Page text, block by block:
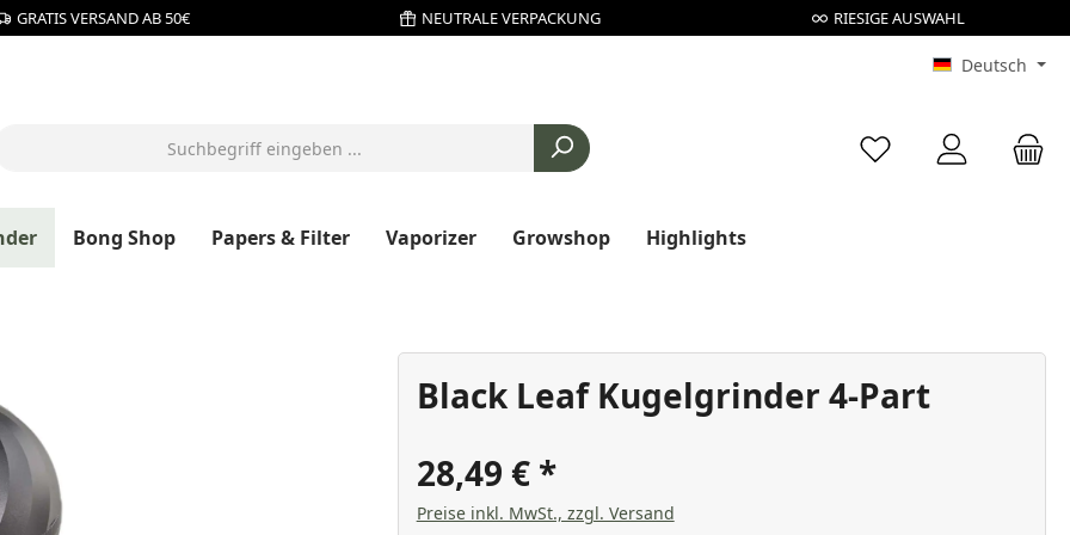
GRATIS VERSAND AB 50€ NEUTRALE VERPACKUNG RIESIGE AUSWAHL
Deutsch
Du hast 0 Produkte
Bong Shop Papers & Filter Vaporizer Growshop Highlights
Black Leaf Kugelgrinder 4-Part
28,49 €
Preise inkl. MwSt., zzgl. Versand